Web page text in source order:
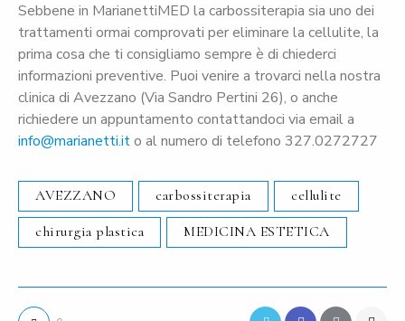
Sebbene in MarianettiMED la carbossiterapia sia uno dei
trattamenti ormai comprovati per eliminare la cellulite, la
prima cosa che ti consigliamo sempre è di chiederci
informazioni preventive. Puoi venire a trovarci nella nostra
clinica di Avezzano (Via Sandro Pertini 26), o anche
richiedere un appuntamento contattandoci via email a
info@marianetti.ito al numero di telefono 327.0272727
AVEZZANO carbossiterapia cellulite
chirurgia plastica MEDICINA ESTETICA